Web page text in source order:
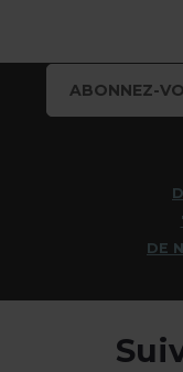
ABONNEZ-
DE